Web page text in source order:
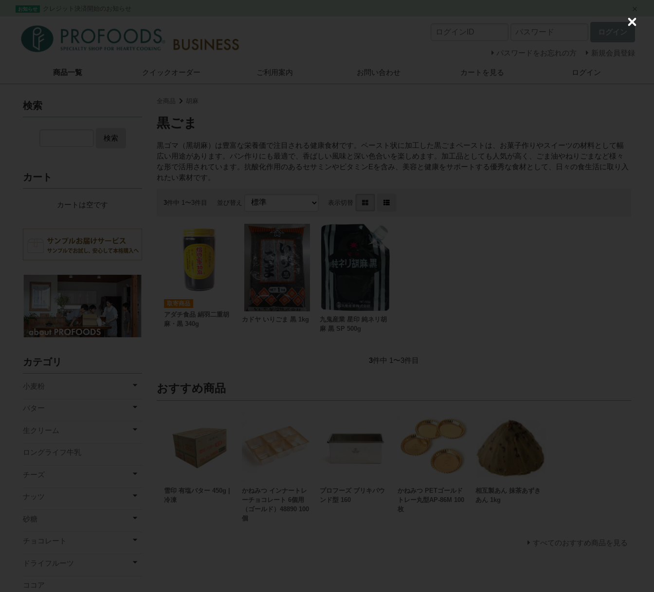
お知らせ クレジット決済開始のお知らせ
パスワードをお忘れの方 新規会員登録
商品一覧 クイック オーダー ご利用案内 お問い合わせ カートを見る ログイン
全商品 胡麻
黒ごま
黒ゴマ（黑胡麻）は豊富な栄養価で注目される健康食材です。ペースト状に加工した黒ごまペーストは、お菓子作りやスイーツの材料として幅
広い用途があります。パン作りにも最適で、香ばしい風味と深い色合いを楽しめます。加工品としても人気が高く、ごま油やねりごまなど様々
な形で活用されています。抗酸化作用のあるセサミンやビタミンEを含み、美容と健康をサポートする優秀な食材として、日々の食生活に取り入
れたい素材です。
3件中 1〜3件目 並び替え 表示切替
取寄商品
アダチ食品 絹羽二重胡
麻・黒 340g
カドヤ いりごま 黒 1kg
九鬼産業 星印 純ネリ胡
麻 黒 SP 500g
3件中 1〜3件目
おすすめ商品
雪印 有塩バター 450g |
冷凍
かねみつ インナートレ
ーチョコレート 6個用
（ゴールド）48890 100
個
プロフーズ ブリキパウ
ンド型 160
かねみつ PETゴールド
トレー丸型AP-86M 100
枚
相互製あん 抹茶あずき
あん 1kg
すべてのおすすめ商品を見る
検索
検索
カート
カートは空です
カテゴリ
小麦粉
バター
生クリーム
ロングライフ牛乳
チーズ
ナッツ
砂糖
チョコレート
ドライフルーツ
ココア
C
s
e